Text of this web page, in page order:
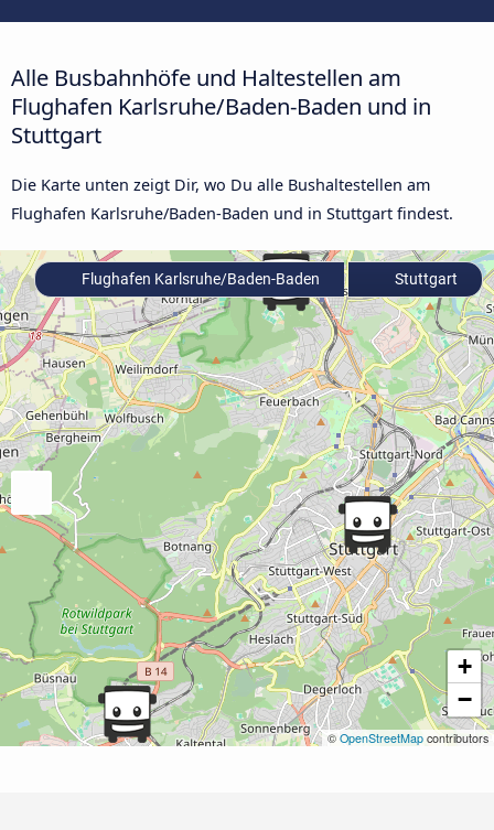
Alle Busbahnhöfe und Haltestellen am
Flughafen Karlsruhe/Baden-Baden und in
Stuttgart
Die Karte unten zeigt Dir, wo Du alle Bushaltestellen am
Flughafen Karlsruhe/Baden-Baden und in Stuttgart findest.
+
−
© OpenStreetMap contributors
Flughafen Karlsruhe/Baden-Baden Stuttgart